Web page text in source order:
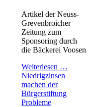
Artikel der Neuss-
Grevenbroicher
Zeitung zum
Sponsoring durch
die Bäckerei Voosen
Weiterlesen …
Niedrigzinsen
machen der
Bürgerstiftung
Probleme